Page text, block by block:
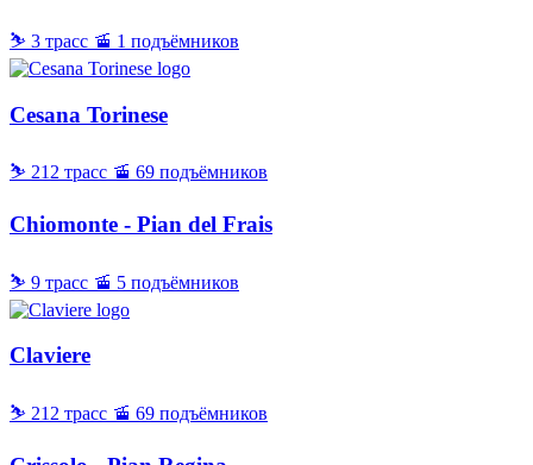
⛷ 3 трасс 🚡 1 подъёмников
Cesana Torinese
⛷ 212 трасс 🚡 69 подъёмников
Chiomonte - Pian del Frais
⛷ 9 трасс 🚡 5 подъёмников
Claviere
⛷ 212 трасс 🚡 69 подъёмников